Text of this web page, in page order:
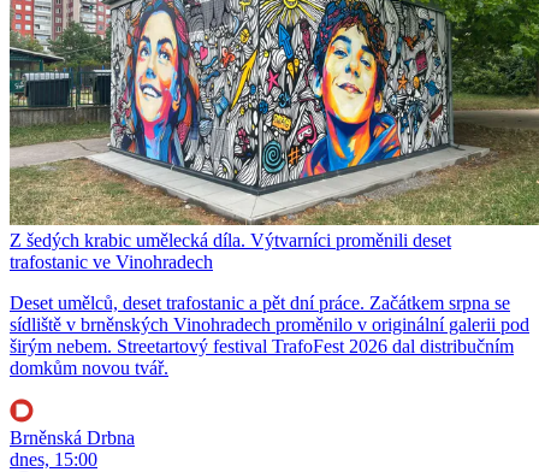
Z šedých krabic umělecká díla. Výtvarníci proměnili deset
trafostanic ve Vinohradech
Deset umělců, deset trafostanic a pět dní práce. Začátkem srpna se
sídliště v brněnských Vinohradech proměnilo v originální galerii pod
širým nebem. Streetartový festival TrafoFest 2026 dal distribučním
domkům novou tvář.
Brněnská Drbna
dnes, 15:00